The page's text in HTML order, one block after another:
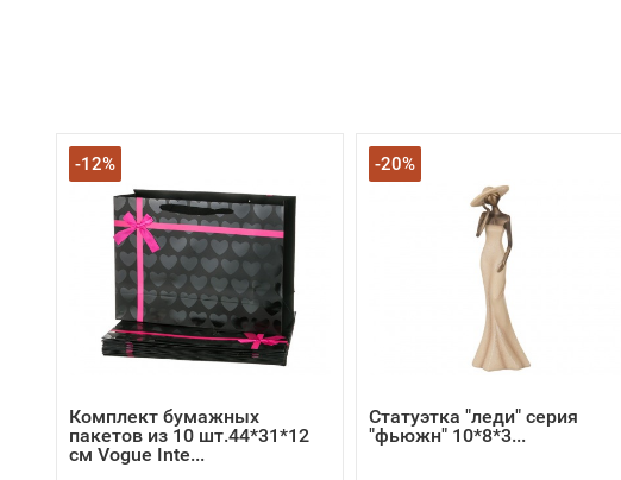
-12%
Комплект бумажных
пакетов из 10 шт.44*31*12
см Vogue Inte...
-20%
Статуэтка "леди" серия
"фьюжн" 10*8*3...